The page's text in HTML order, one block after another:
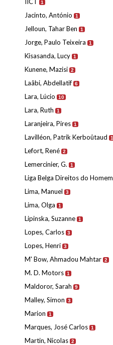
1
Jacinto, António 1
Jelloun, Tahar Ben 1
Jorge, Paulo Teixeira 1
Kisasanda, Lucy 1
Kunene, Mazisi 2
Laâbi, Abdellatif 6
Lara, Lúcio 10
Lara, Ruth 1
Laranjeira, Pires 1
Lavilléon, Patrik Kerboûtaud 1
Lefort, René 2
Lemercinier, G. 1
Liga Belga Direitos do Homem
Lima, Manuel 3
Lima, Olga 1
Lipinska, Suzanne 1
Lopes, Carlos 3
Lopes, Henri 3
M' Bow, Ahmadou Mahtar 2
M. D. Motors 1
Maldoror, Sarah 9
Malley, Simon 3
Marion 1
Marques, José Carlos 1
Martin, Nicolas 2